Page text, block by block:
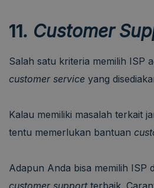
11. Customer
Salah satu kriteria memilih ISP
customer service yang
Kalau memiliki masalah terkait
tentu memerlukan bantuan
Adapun Anda bisa memilih ISP
customer supportterbaik.